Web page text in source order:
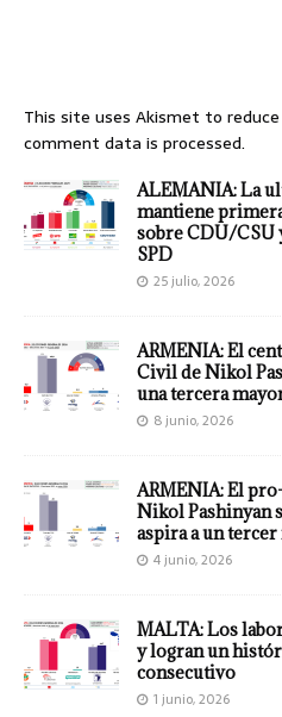
This site uses Akismet to
comment data is processed.
ALEMANIA: La
mantiene
sobre CDU/CSU
SPD
25 julio, 2026
ARMENIA: El
Civil de Nikol
una tercera
8 junio, 2026
ARMENIA: El
Nikol Pashinyan
aspira a un
4 junio, 2026
MALTA: Los
y logran un
consecutivo
1 junio, 2026